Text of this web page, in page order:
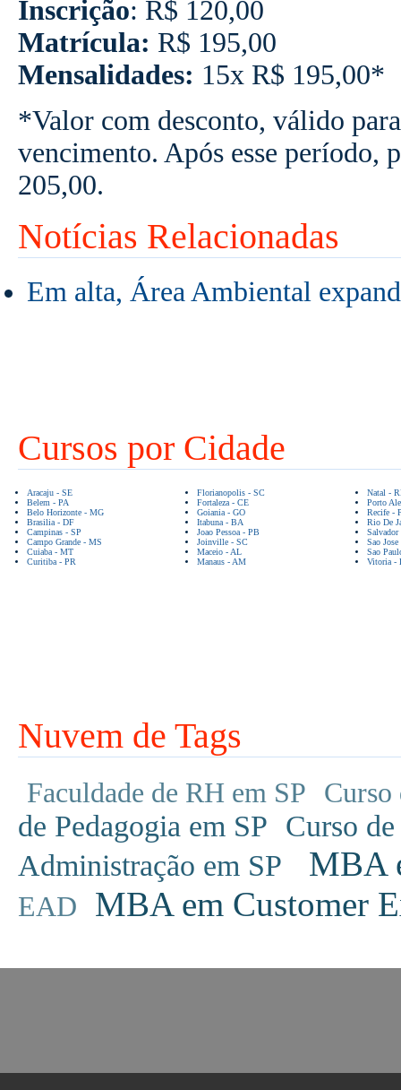
Inscrição: R$ 120,00
Matrícula: R$ 195,00
Mensalidades: 15x R$ 195,00*
*Valor com desconto, válido
vencimento. Após esse período,
205,00.
Notícias Relacionadas
Em alta, Área Ambiental
Cursos por Cidade
Aracaju - SE
Belem - PA
Belo Horizonte - MG
Brasilia - DF
Campinas - SP
Campo Grande - MS
Cuiaba - MT
Curitiba - PR
Florianopolis - SC
Fortaleza - CE
Goiania - GO
Itabuna - BA
Joao Pessoa - PB
Joinville - SC
Maceio - AL
Manaus - AM
Natal -
Porto
Recife -
Rio De
Sao
Sao
Vitoria -
Nuvem de Tags
Faculdade de RH em SP Curso
de Pedagogia em SP Curso
Administração em SP
MBA
EAD MBA em Customer